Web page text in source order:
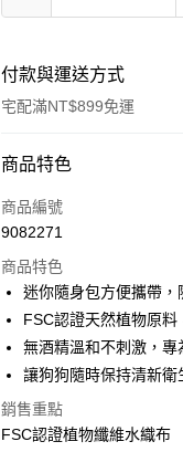
付款與運送方式
宅配滿NT$899免運
付款方式
信用卡一次付款
Apple Pay
街口支付
悠遊付
ATM付款
商品特色
商品編號
9082271
商品特色
迷你隨身包方便攜帶，
FSC認證天然植物原料
無酒精溫和不刺激，專
讓狗狗隨時保持清新
銷售重點
FSC認證植物纖維水織布